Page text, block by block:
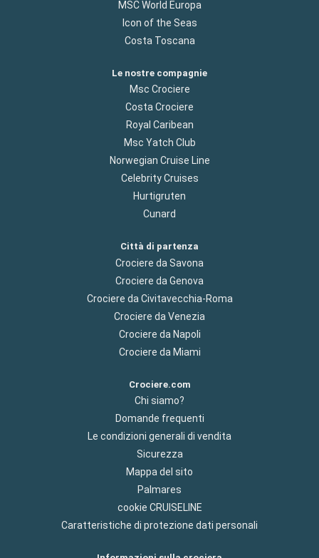
MSC World Europa
Icon of the Seas
Costa Toscana
Le nostre compagnie
Msc Crociere
Costa Crociere
Royal Caribean
Msc Yatch Club
Norwegian Cruise Line
Celebrity Cruises
Hurtigruten
Cunard
Città di partenza
Crociere da Savona
Crociere da Genova
Crociere da Civitavecchia-Roma
Crociere da Venezia
Crociere da Napoli
Crociere da Miami
Crociere.com
Chi siamo?
Domande frequenti
Le condizioni generali di vendita
Sicurezza
Mappa del sito
Palmares
cookie CRUISELINE
Caratteristiche di protezione dati personali